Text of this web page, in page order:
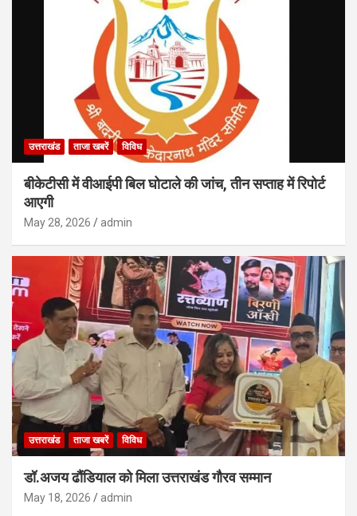
उत्तराखंड ताजा खबरें विविध
बीकेटीसी में वीआईपी बिल घोटाले की जांच, तीन सप्ताह में रिपोर्ट
आएगी
May 28, 2026 admin
उत्तराखंड ताजा खबरें विविध
डॉ.अजय ढौंडियाल को मिला उत्तराखंड गौरव सम्मान
May 18, 2026 admin